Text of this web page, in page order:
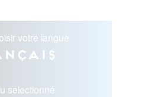
votre langue
selectionné